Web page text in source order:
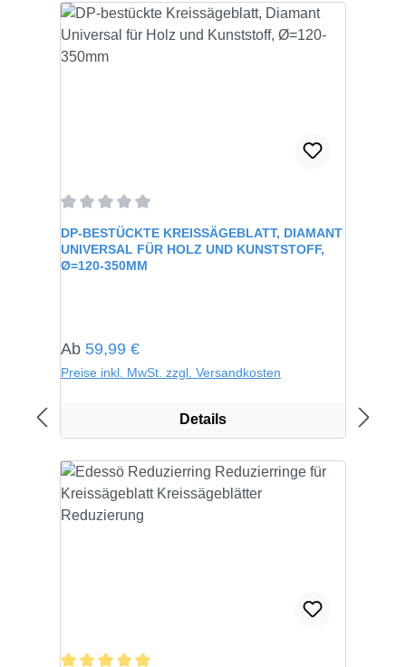
Durchschnittliche Bewertung von 0 von 5 Sternen
DP-BESTÜCKTE KREISSÄGEBLATT, DIAMANT
UNIVERSAL FÜR HOLZ UND KUNSTSTOFF,
Ø=120-350MM
Regulärer Preis:
Ab 59,99 €
Preise inkl. MwSt. zzgl. Versandkosten
Details